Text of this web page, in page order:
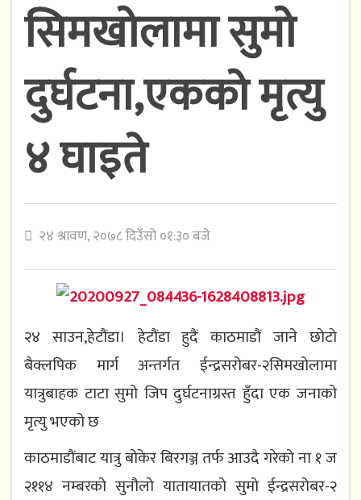
सिमखोलामा सुमो
दुर्घटना,एकको मृत्यु
४ घाइते
२४ श्रावण, २०७८ दिउँसो ०१:३० बजे
२४ साउन,हेटौंडा। हेटौंडा हुदैं काठमाडौं जाने छोटो
बैक्लपिक मार्ग अन्तर्गत ईन्द्रसरोबर-२सिमखोलामा
यात्रुबाहक टाटा सुमो जिप दुर्घटनाग्रस्त हुँदा एक जनाको
मृत्यु भएको छ
काठमाडौंबाट यात्रु बोकेर बिरगञ्ज तर्फ आउदै गरेको ना १ ज
२११४ नम्बरको सुनौलो यातायातको सुमो ईन्द्रसरोबर-२